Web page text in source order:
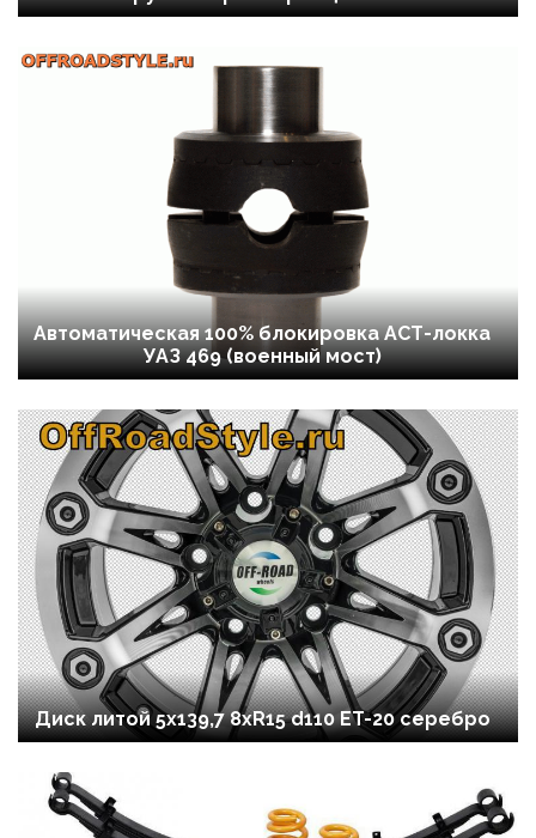
Автоматическая 100% блокировка АСТ-локка
УАЗ 469 (военный мост)
Диск литой 5x139,7 8xR15 d110 ET-20 серебро